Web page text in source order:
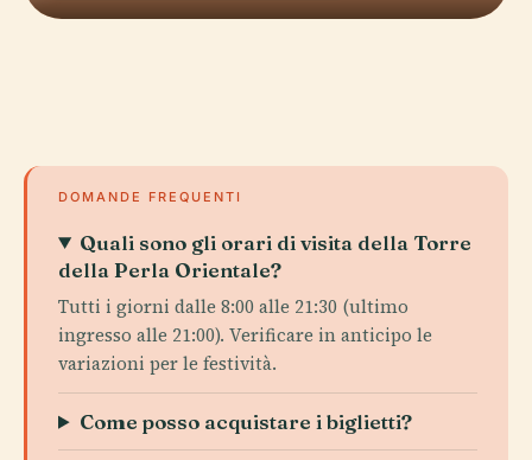
DOMANDE FREQUENTI
Quali sono gli orari di visita della Torre
della Perla Orientale?
Tutti i giorni dalle 8:00 alle 21:30 (ultimo
ingresso alle 21:00). Verificare in anticipo le
variazioni per le festività.
Come posso acquistare i biglietti?